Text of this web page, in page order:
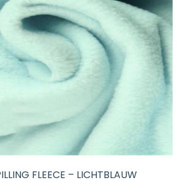
FLEECE – LICHTBLAUW